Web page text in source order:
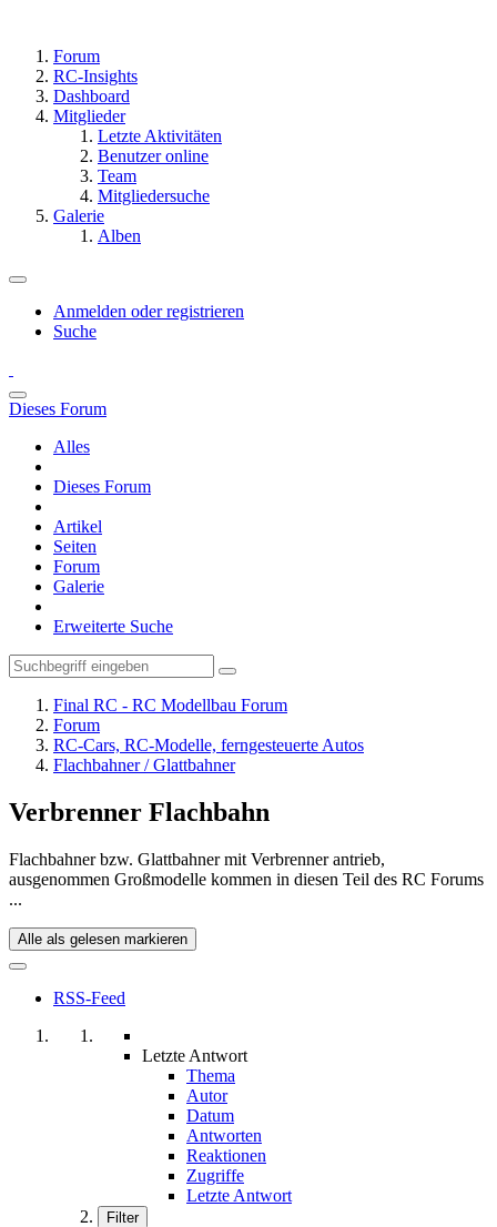
Forum
RC-Insights
Dashboard
Mitglieder
Letzte Aktivitäten
Benutzer online
Team
Mitgliedersuche
Galerie
Alben
Anmelden oder registrieren
Suche
Dieses Forum
Alles
Dieses Forum
Artikel
Seiten
Forum
Galerie
Erweiterte Suche
Final RC - RC Modellbau Forum
Forum
RC-Cars, RC-Modelle, ferngesteuerte Autos
Flachbahner / Glattbahner
Verbrenner Flachbahn
Flachbahner bzw. Glattbahner mit Verbrenner antrieb,
ausgenommen Großmodelle kommen in diesen Teil des RC Forums
...
Alle als gelesen markieren
RSS-Feed
Letzte Antwort
Thema
Autor
Datum
Antworten
Reaktionen
Zugriffe
Letzte Antwort
Filter